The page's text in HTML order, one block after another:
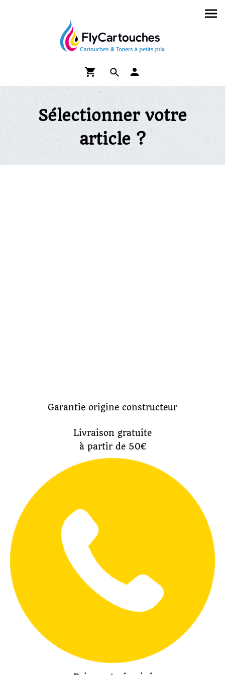
Sélectionner votre
article ?
Garantie origine constructeur
Livraison gratuite
à partir de 50€